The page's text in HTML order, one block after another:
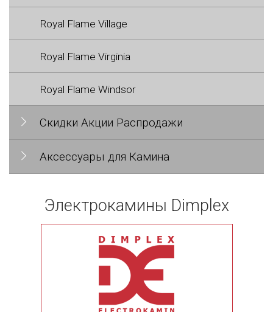
Royal Flame Village
Royal Flame Virginia
Royal Flame Windsor
Скидки Акции Распродажи
Аксессуары для Камина
Электрокамины Dimplex